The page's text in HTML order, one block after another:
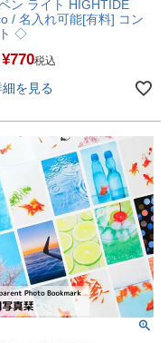
ン ライト HIGHTIDE
/ 名入れ可能[有料] コン
◇
¥770税込
細を見る